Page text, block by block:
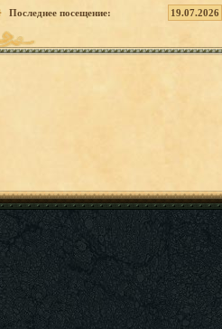
Последнее посещение:
19.07.2026